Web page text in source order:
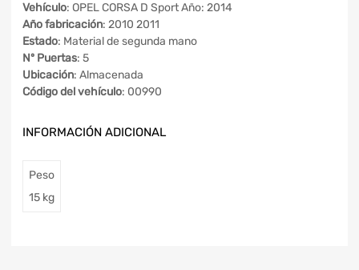
Vehículo: OPEL CORSA D Sport Año: 2014
Año fabricación: 2010 2011
Estado: Material de segunda mano
Nº Puertas: 5
Ubicación: Almacenada
Código del vehículo: 00990
INFORMACIÓN ADICIONAL
Peso
15 kg